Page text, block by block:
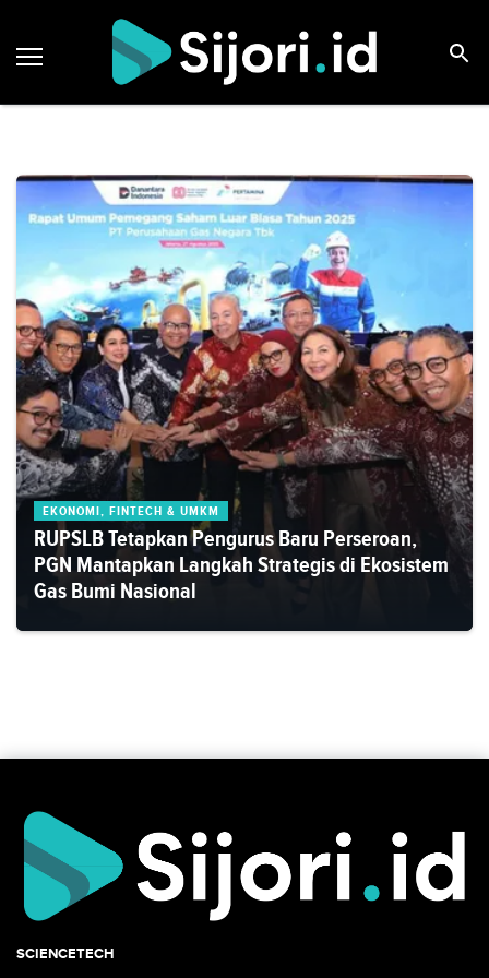
EKONOMI, FINTECH & UMKM
RUPSLB Tetapkan Pengurus Baru Perseroan,
PGN Mantapkan Langkah Strategis di Ekosistem
Gas Bumi Nasional
SCIENCETECH